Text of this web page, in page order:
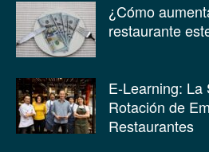
¿Cómo
restaurante
E-Learning: La
Rotación de
Restaurantes